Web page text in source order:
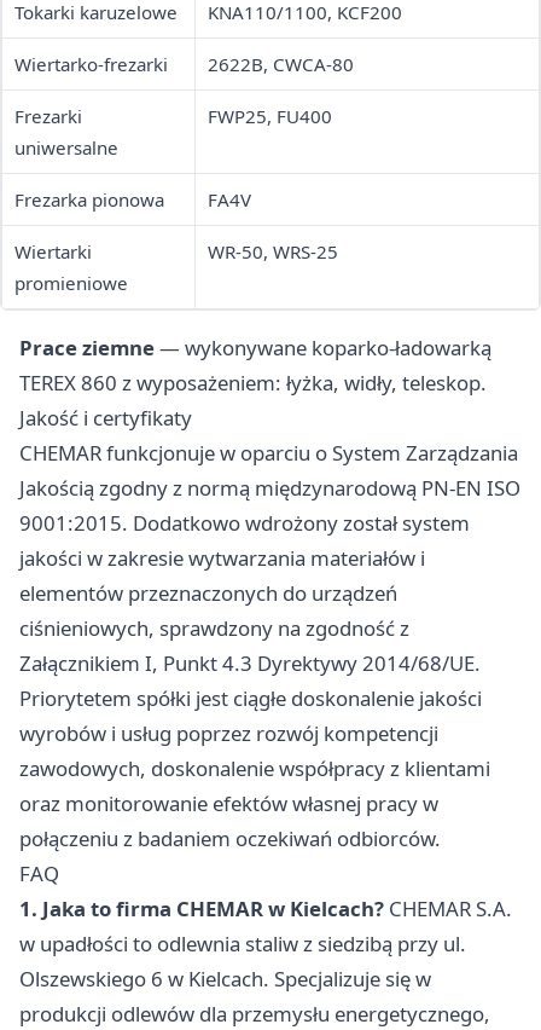
Tokarki karuzelowe KNA110/1100, KCF200
Wiertarko-frezarki 2622B, CWCA-80
Frezarki
uniwersalne
FWP25, FU400
Frezarka pionowa FA4V
Wiertarki
promieniowe
WR-50, WRS-25
Prace ziemne— wykonywane koparko-ładowarką
TEREX 860 z wyposażeniem: łyżka, widły, teleskop.
Jakość i certyfikaty
CHEMAR funkcjonuje w oparciu o System Zarządzania
Jakością zgodny z normą międzynarodową PN-EN ISO
9001:2015. Dodatkowo wdrożony został system
jakości w zakresie wytwarzania materiałów i
elementów przeznaczonych do urządzeń
ciśnieniowych, sprawdzony na zgodność z
Załącznikiem I, Punkt 4.3 Dyrektywy 2014/68/UE.
Priorytetem spółki jest ciągłe doskonalenie jakości
wyrobów i usług poprzez rozwój kompetencji
zawodowych, doskonalenie współpracy z klientami
oraz monitorowanie efektów własnej pracy w
połączeniu z badaniem oczekiwań odbiorców.
FAQ
1. Jaka to firma CHEMAR w Kielcach? CHEMAR S.A.
w upadłości to odlewnia staliw z siedzibą przy ul.
Olszewskiego 6 w Kielcach. Specjalizuje się w
produkcji odlewów dla przemysłu energetycznego,